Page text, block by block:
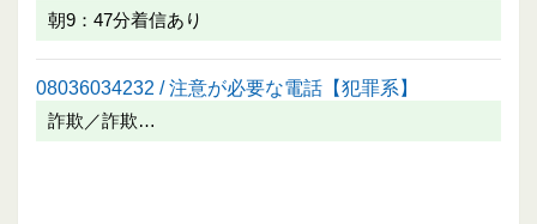
朝9：47分着信あり
08036034232 / 注意が必要な電話【犯罪系】
詐欺／詐欺…